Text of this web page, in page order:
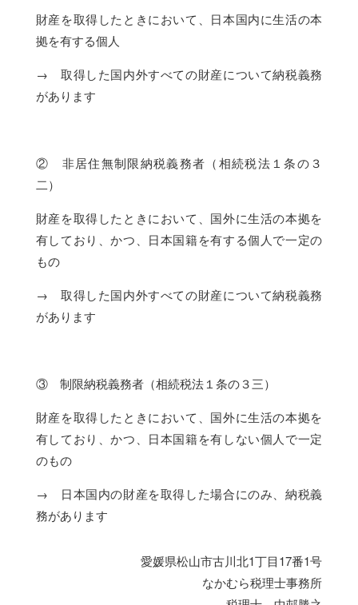
財産を取得したときにおいて、日本国内に生活の本
拠を有する個人
→ 取得した国内外すべての財産について納税義務
があります
② 非居住無制限納税義務者（相続税法１条の３
二）
財産を取得したときにおいて、国外に生活の本拠を
有しており、かつ、日本国籍を有する個人で一定の
もの
→ 取得した国内外すべての財産について納税義務
があります
③ 制限納税義務者（相続税法１条の３三）
財産を取得したときにおいて、国外に生活の本拠を
有しており、かつ、日本国籍を有しない個人で一定
のもの
→ 日本国内の財産を取得した場合にのみ、納税義
務があります
愛媛県松山市古川北1丁目17番1号
なかむら税理士事務所